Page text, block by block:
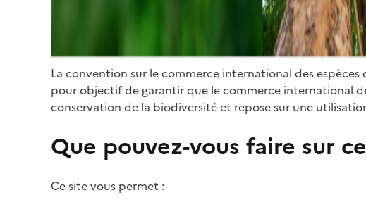
La convention sur le commerce international des
pour objectif de garantir que le commerce international
conservation de la biodiversité et repose sur une
Que pouvez-vous faire sur
Ce site vous permet :